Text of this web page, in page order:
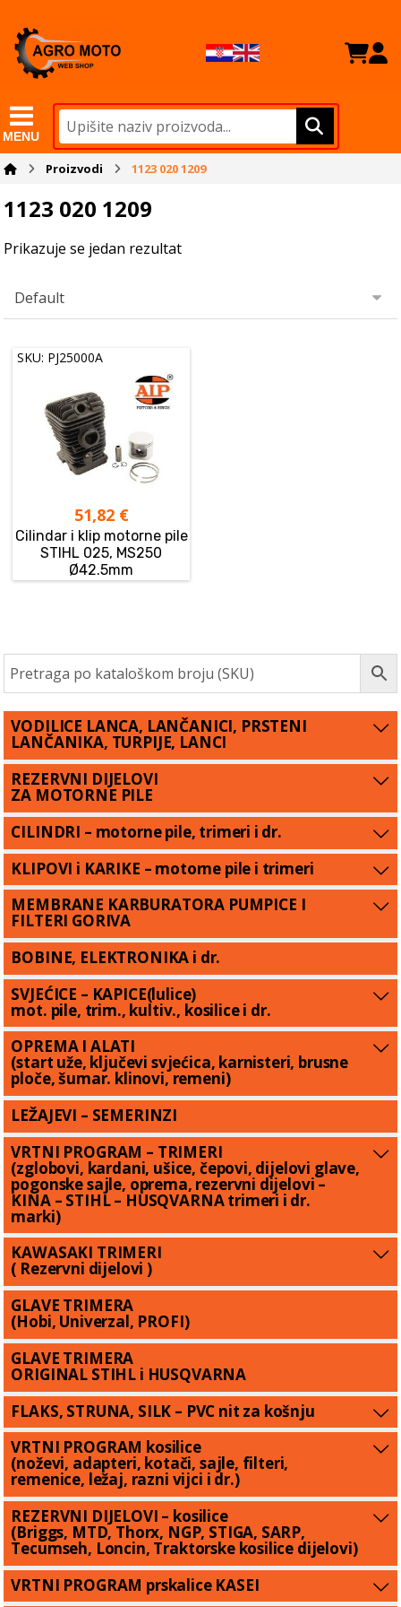
MENU
Proizvodi 1123 020 1209
1123 020 1209
Prikazuje se jedan rezultat
SKU: PJ25000A
51,82 €
Cilindar i klip motorne pile
STIHL 025, MS250
Ø42.5mm
VODILICE LANCA, LANČANICI, PRSTENI
LANČANIKA, TURPIJE, LANCI
REZERVNI DIJELOVI
ZA MOTORNE PILE
CILINDRI – motorne pile, trimeri i dr.
KLIPOVI i KARIKE – motorne pile i trimeri
MEMBRANE KARBURATORA PUMPICE I
FILTERI GORIVA
BOBINE, ELEKTRONIKA i dr.
SVJEĆICE – KAPICE(lulice)
mot. pile, trim., kultiv., kosilice i dr.
OPREMA I ALATI
(start uže, ključevi svjećica, karnisteri, brusne
ploče, šumar. klinovi, remeni)
LEŽAJEVI – SEMERINZI
VRTNI PROGRAM – TRIMERI
(zglobovi, kardani, ušice, čepovi, dijelovi glave,
pogonske sajle, oprema, rezervni dijelovi –
KINA – STIHL – HUSQVARNA trimeri i dr.
marki)
KAWASAKI TRIMERI
( Rezervni dijelovi )
GLAVE TRIMERA
(Hobi, Univerzal, PROFI)
GLAVE TRIMERA
ORIGINAL STIHL i HUSQVARNA
FLAKS, STRUNA, SILK – PVC nit za košnju
VRTNI PROGRAM kosilice
(noževi, adapteri, kotači, sajle, filteri,
remenice, ležaj, razni vijci i dr.)
REZERVNI DIJELOVI – kosilice
(Briggs, MTD, Thorx, NGP, STIGA, SARP,
Tecumseh, Loncin, Traktorske kosilice dijelovi)
VRTNI PROGRAM prskalice KASEI